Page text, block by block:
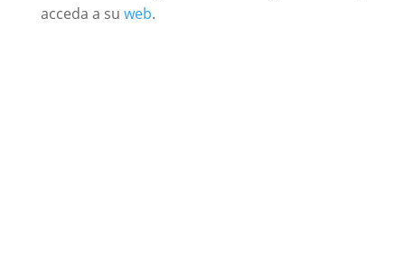
acceda a su web.